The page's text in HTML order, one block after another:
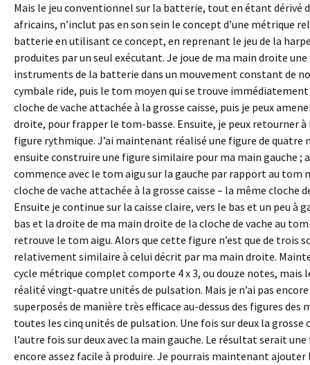
Mais le jeu conventionnel sur la batterie, tout en étant dérivé
africains, n’inclut pas en son sein le concept d’une métrique
batterie en utilisant ce concept, en reprenant le jeu de la
produites par un seul exécutant. Je joue de ma main droite
instruments de la batterie dans un mouvement constant de
cymbale ride, puis le tom moyen qui se trouve
cloche de vache attachée à la grosse caisse, puis je peux
droite, pour frapper le tom-basse. Ensuite, je peux retourner
figure rythmique. J’ai maintenant réalisé une figure de
ensuite construire une figure similaire pour ma main gauche ;
commence avec le tom aigu sur la gauche par rapport au tom
cloche de vache attachée à la grosse caisse – la même cloche
Ensuite je continue sur la caisse claire, vers le bas et un peu à
bas et la droite de ma main droite de la cloche de vache au
retrouve le tom aigu. Alors que cette figure n’est que de trois
relativement similaire à celui décrit par ma main droite.
cycle métrique complet comporte 4 x 3, ou douze notes,
réalité vingt-quatre unités de pulsation. Mais je n’ai pas
superposés de manière très efficace au-dessus des figures
toutes les cinq unités de pulsation. Une fois sur deux la
l’autre fois sur deux avec la main gauche. Le résultat serait
encore assez facile à produire. Je pourrais maintenant